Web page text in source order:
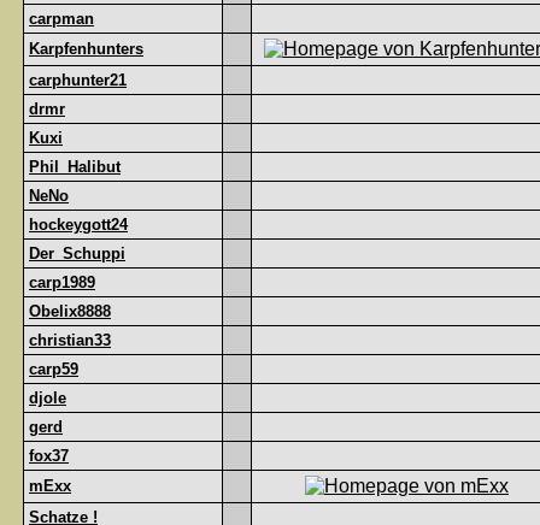
carpman
Karpfenhunters
carphunter21
drmr
Kuxi
Phil_Halibut
NeNo
hockeygott24
Der_Schuppi
carp1989
Obelix8888
christian33
carp59
djole
gerd
fox37
mExx
Schatze !